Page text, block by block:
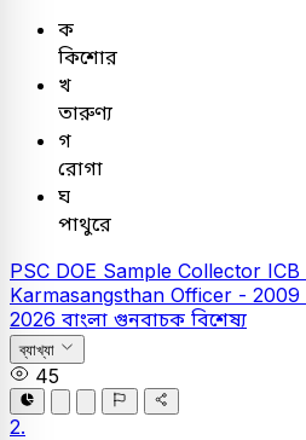
ক
কিশোর
খ
তারুণ্য
গ
রোগা
ঘ
পাথুরে
PSC DOE Sample Collector ICB
Karmasangsthan Officer - 2009
2026 বাংলা গুনবাচক বিশেষ্য
ব্যাখ্যা
45
2.